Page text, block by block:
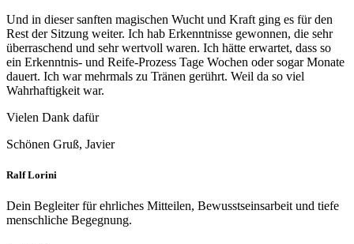
Und in dieser sanften magischen Wucht und Kraft ging es für den
Rest der Sitzung weiter. Ich hab Erkenntnisse gewonnen, die sehr
überraschend und sehr wertvoll waren. Ich hätte erwartet, dass so
ein Erkenntnis- und Reife-Prozess Tage Wochen oder sogar Monate
dauert. Ich war mehrmals zu Tränen gerührt. Weil da so viel
Wahrhaftigkeit war.
Vielen Dank dafür
Schönen Gruß, Javier
Ralf Lorini
Dein Begleiter für ehrliches Mitteilen, Bewusstseinsarbeit und tiefe
menschliche Begegnung.